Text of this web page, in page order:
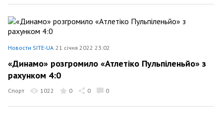
Новости SITE-UA 21 січня 2022 23:02
«Динамо» розгромило «Атлетіко Пульпіленьйо» з
рахунком 4:0
Спорт 1022 0 0 0